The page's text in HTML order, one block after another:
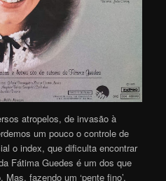
atropelos, de invasão à
um pouco o controle de
o index, que dificulta encontrar
Fátima Guedes é um dos que
fazendo um ‘pente fino’,